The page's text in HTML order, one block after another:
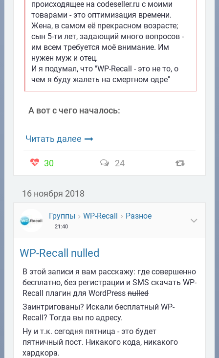
происходящее на codeseller.ru с моими
товарами - это оптимизация времени.
Жена, в самом её прекрасном возрасте;
сын 5-ти лет, задающий много вопросов -
им всем требуется моё внимание. Им
нужен муж и отец.
И я подумал, что "WP-Recall - это не то, о
чем я буду жалеть на смертном одре"
А вот с чего началось:
Читать далее
30 24
16 ноября 2018
Группы WP-Recall Разное
21:40
WP-Recall nulled
В этой записи я вам расскажу: где совершенно
бесплатно, без регистрации и SMS скачать WP-
Recall плагин для WordPress nulled
Заинтригованы? Искали бесплатный WP-
Recall? Тогда вы по адресу.
Ну и т.к. сегодня пятница - это будет
пятничный пост. Никакого кода, никакого
хардкора.